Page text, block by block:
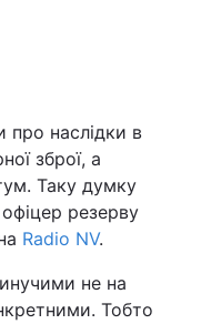
про наслідки в
зброї, а
Таку думку
резерву
Radio NV.
не на
Тобто